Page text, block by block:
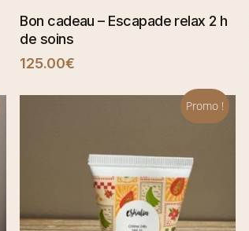
SÉLECTIONNER
Bon cadeau – Escapade relax 2 h
de soins
125.00€
Promo !